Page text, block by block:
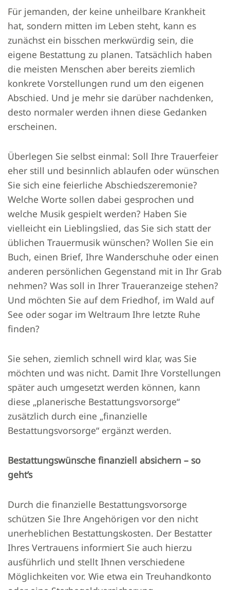
Für jemanden, der keine unheilbare Krankheit
hat, sondern mitten im Leben steht, kann es
zunächst ein bisschen merkwürdig sein, die
eigene Bestattung zu planen. Tatsächlich haben
die meisten Menschen aber bereits ziemlich
konkrete Vorstellungen rund um den eigenen
Abschied. Und je mehr sie darüber nachdenken,
desto normaler werden ihnen diese Gedanken
erscheinen.
Überlegen Sie selbst einmal: Soll Ihre Trauerfeier
eher still und besinnlich ablaufen oder wünschen
Sie sich eine feierliche Abschiedszeremonie?
Welche Worte sollen dabei gesprochen und
welche Musik gespielt werden? Haben Sie
vielleicht ein Lieblingslied, das Sie sich statt der
üblichen Trauermusik wünschen? Wollen Sie ein
Buch, einen Brief, Ihre Wanderschuhe oder einen
anderen persönlichen Gegenstand mit in Ihr Grab
nehmen? Was soll in Ihrer Traueranzeige stehen?
Und möchten Sie auf dem Friedhof, im Wald auf
See oder sogar im Weltraum Ihre letzte Ruhe
finden?
Sie sehen, ziemlich schnell wird klar, was Sie
möchten und was nicht. Damit Ihre Vorstellungen
später auch umgesetzt werden können, kann
diese „planerische Bestattungsvorsorge“
zusätzlich durch eine „finanzielle
Bestattungsvorsorge“ ergänzt werden.
Bestattungswünsche finanziell absichern – so
geht’s
Durch die finanzielle Bestattungsvorsorge
schützen Sie Ihre Angehörigen vor den nicht
unerheblichen Bestattungskosten. Der Bestatter
Ihres Vertrauens informiert Sie auch hierzu
ausführlich und stellt Ihnen verschiedene
Möglichkeiten vor. Wie etwa ein Treuhandkonto